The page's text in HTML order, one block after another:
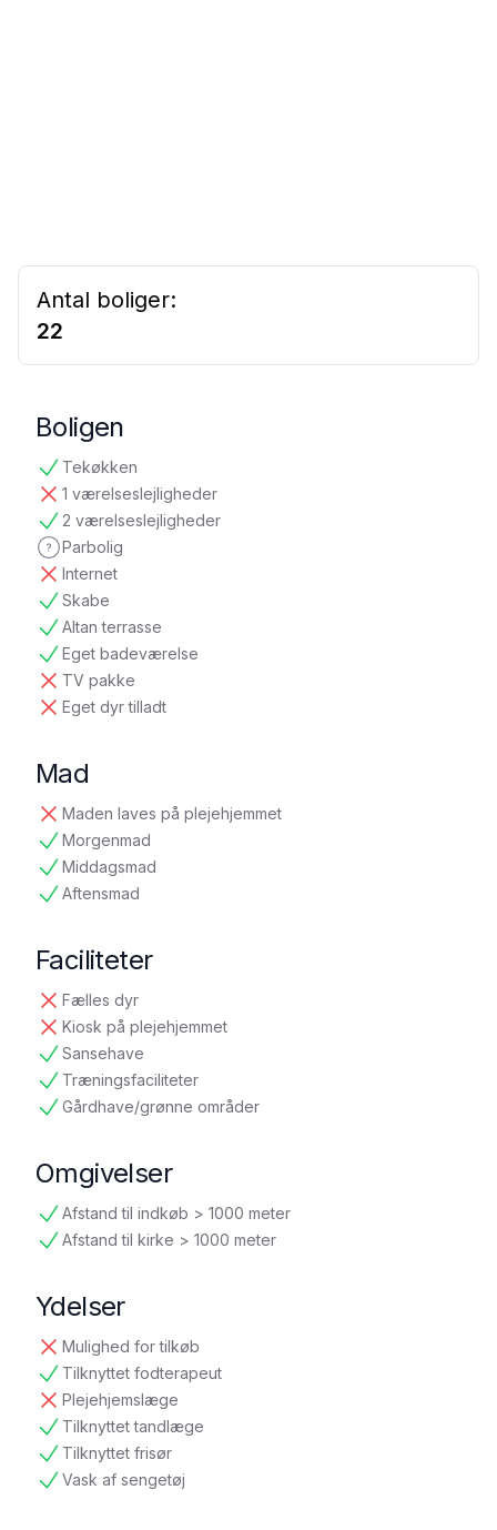
Antal boliger:
22
Boligen
Tekøkken
tilgængelig
1 værelseslejligheder
ikke tilgængelig
2 værelseslejligheder
tilgængelig
Parbolig
ikke oplyst
Internet
ikke tilgængelig
Skabe
tilgængelig
Altan terrasse
tilgængelig
Eget badeværelse
tilgængelig
TV pakke
ikke tilgængelig
Eget dyr tilladt
ikke tilgængelig
Mad
Maden laves på plejehjemmet
ikke tilgængelig
Morgenmad
tilgængelig
Middagsmad
tilgængelig
Aftensmad
tilgængelig
Faciliteter
Fælles dyr
ikke tilgængelig
Kiosk på plejehjemmet
ikke tilgængelig
Sansehave
tilgængelig
Træningsfaciliteter
tilgængelig
Gårdhave/grønne områder
tilgængelig
Omgivelser
Afstand til indkøb > 1000 meter
tilgængelig
Afstand til kirke > 1000 meter
tilgængelig
Ydelser
Mulighed for tilkøb
ikke tilgængelig
Tilknyttet fodterapeut
tilgængelig
Plejehjemslæge
ikke tilgængelig
Tilknyttet tandlæge
tilgængelig
Tilknyttet frisør
tilgængelig
Vask af sengetøj
tilgængelig